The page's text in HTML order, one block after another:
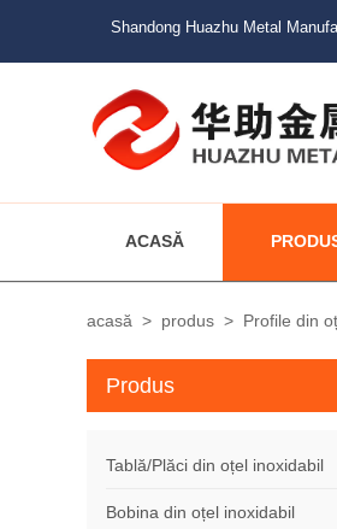
Shandong Huazhu Metal
ACASĂ
acasă > produs > Profile din
Produs
Tablă/Plăci din oțel inoxidabil
Bobina din oțel inoxidabil